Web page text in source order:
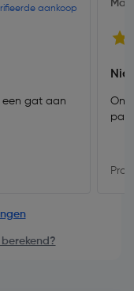
aankoop
een gat aan